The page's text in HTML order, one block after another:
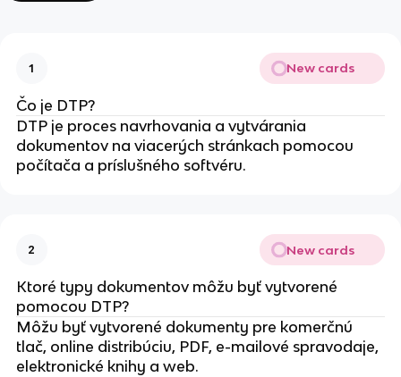
1 New cards
Čo je DTP?
DTP je proces navrhovania a vytvárania
dokumentov na viacerých stránkach pomocou
počítača a príslušného softvéru.
2 New cards
Ktoré typy dokumentov môžu byť vytvorené
pomocou DTP?
Môžu byť vytvorené dokumenty pre komerčnú
tlač, online distribúciu, PDF, e-mailové spravodaje,
elektronické knihy a web.